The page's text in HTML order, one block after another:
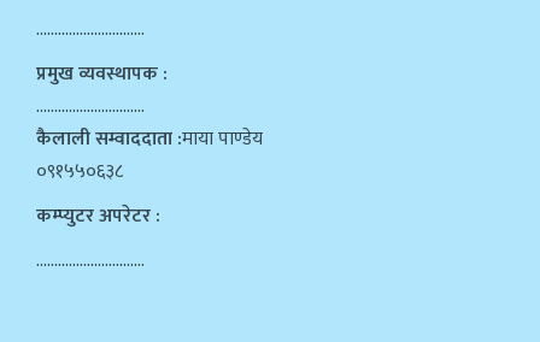
…………………………
प्रमुख व्यवस्थापक :
…………………………
कैलाली सम्वाददाता :माया पाण्डेय
०९१५५०६३८
कम्प्युटर अपरेटर :
…………………………